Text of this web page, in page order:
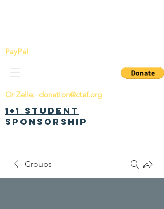
PayPal
Or Zelle: donation@ctef.org
1+1 Student
Sponsorship
Groups